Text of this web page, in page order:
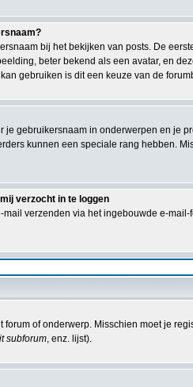
bij het bekijken van posts. De
beter bekend als een avatar, en
gebruiken is dit een keuze van de
gebruikersnaam in onderwerpen en je
kunnen een speciale rang hebben.
verzocht in te loggen
verzenden via het ingebouwde e-
of onderwerp. Misschien moet je
subforum, enz. lijst).